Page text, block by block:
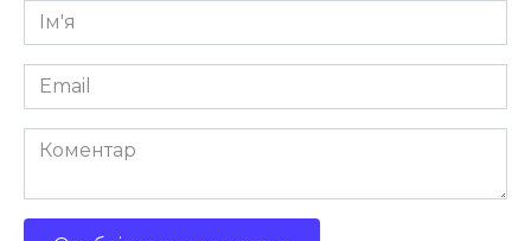
Ім'я
*
Email
*
Коментар